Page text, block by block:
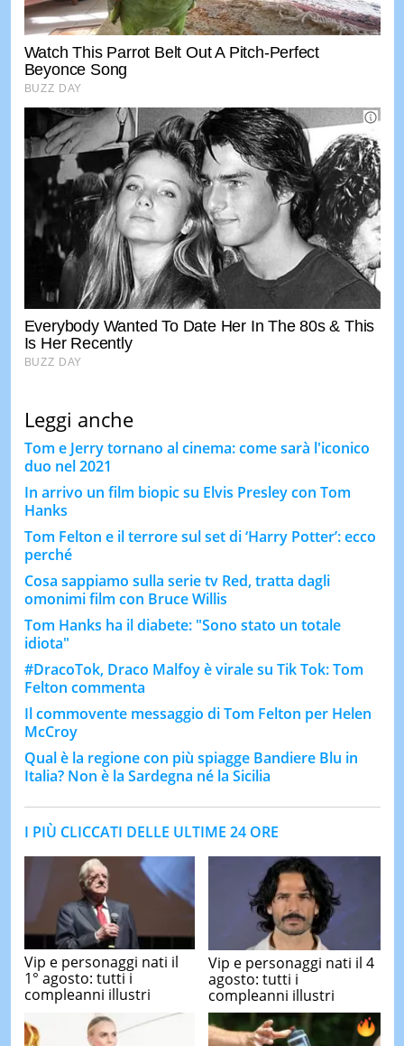
Leggi anche
Tom e Jerry tornano al cinema: come sarà l'iconico
duo nel 2021
In arrivo un film biopic su Elvis Presley con Tom
Hanks
Tom Felton e il terrore sul set di ‘Harry Potter’: ecco
perché
Cosa sappiamo sulla serie tv Red, tratta dagli
omonimi film con Bruce Willis
Tom Hanks ha il diabete: "Sono stato un totale
idiota"
#DracoTok, Draco Malfoy è virale su Tik Tok: Tom
Felton commenta
Il commovente messaggio di Tom Felton per Helen
McCroy
Qual è la regione con più spiagge Bandiere Blu in
Italia? Non è la Sardegna né la Sicilia
I PIÙ CLICCATI DELLE ULTIME 24 ORE
Vip e personaggi nati il
1° agosto: tutti i
compleanni illustri
Vip e personaggi nati il 4
agosto: tutti i
compleanni illustri